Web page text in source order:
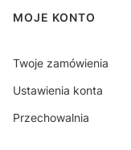
MOJE KONTO
Twoje zamówienia
Ustawienia konta
Przechowalnia